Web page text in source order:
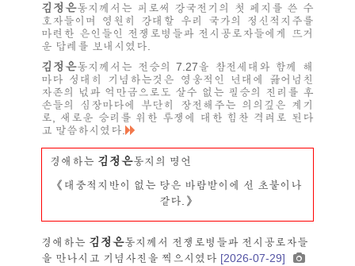
김정은동지께서는 피로써 강국전기의 첫 페지를 쓴 수
호자들이며 영원히 강대할 우리 국가의 정신적지주를
마련한 은인들인 전쟁로병들과 전시공로자들에게 뜨거
운 답례를 보내시였다.
김정은동지께서는 전승의 7.27을 참전세대와 함께 해
마다 성대히 기념하는것은 영웅적인 년대에 끓어넘친
자존의 넋과 억만금으로도 살수 없는 필승의 진리를 후
손들의 심장마다에 부단히 장전해주는 의의깊은 계기
로, 새로운 승리를 위한 투쟁에 대한 힘찬 격려로 된다
고 말씀하시였다.
경애하는 김정은동지의 명언
《대중적지반이 없는 당은 바람받이에 선 초불이나
같다.》
경애하는 김정은동지께서 전쟁로병들과 전시공로자들
을 만나시고 기념사진을 찍으시였다 [2026-07-29]